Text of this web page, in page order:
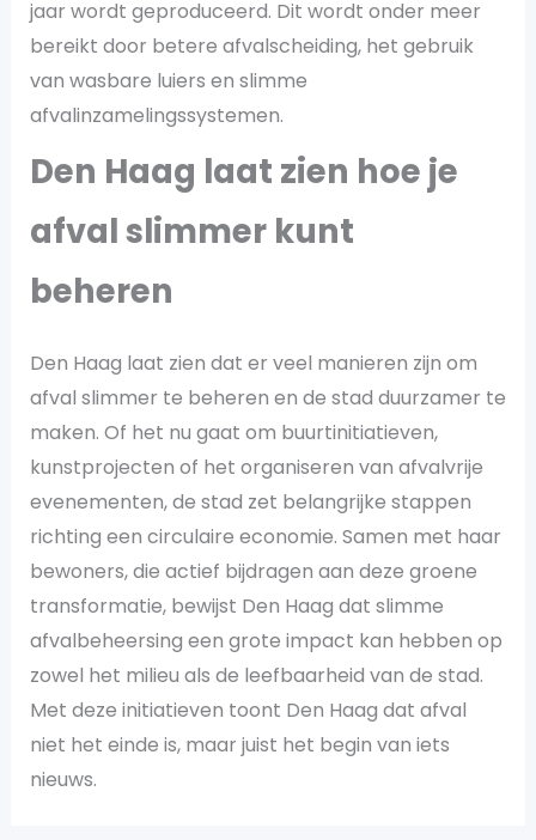
jaar wordt geproduceerd. Dit wordt onder meer
bereikt door betere afvalscheiding, het gebruik
van wasbare luiers en slimme
afvalinzamelingssystemen​.
Den Haag laat zien hoe je
afval slimmer kunt
beheren
Den Haag laat zien dat er veel manieren zijn om
afval slimmer te beheren en de stad duurzamer te
maken. Of het nu gaat om buurtinitiatieven,
kunstprojecten of het organiseren van afvalvrije
evenementen, de stad zet belangrijke stappen
richting een circulaire economie. Samen met haar
bewoners, die actief bijdragen aan deze groene
transformatie, bewijst Den Haag dat slimme
afvalbeheersing een grote impact kan hebben op
zowel het milieu als de leefbaarheid van de stad.
Met deze initiatieven toont Den Haag dat afval
niet het einde is, maar juist het begin van iets
nieuws.